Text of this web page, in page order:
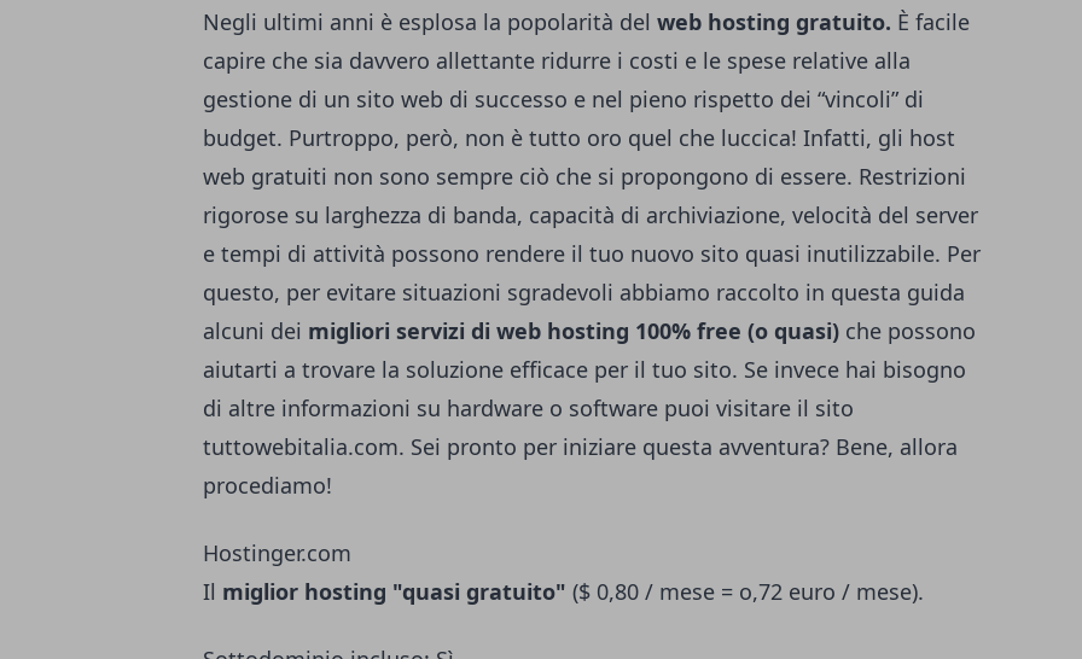
Negli ultimi anni è esplosa la popolarità del web hosting gratuito. È facile
capire che sia davvero allettante ridurre i costi e le spese relative alla
gestione di un sito web di successo e nel pieno rispetto dei “vincoli” di
budget. Purtroppo, però, non è tutto oro quel che luccica! Infatti, gli host
web gratuiti non sono sempre ciò che si propongono di essere. Restrizioni
rigorose su larghezza di banda, capacità di archiviazione, velocità del server
e tempi di attività possono rendere il tuo nuovo sito quasi inutilizzabile. Per
questo, per evitare situazioni sgradevoli abbiamo raccolto in questa guida
alcuni dei migliori servizi di web hosting 100% free (o quasi) che possono
aiutarti a trovare la soluzione efficace per il tuo sito. Se invece hai bisogno
di altre informazioni su hardware o software puoi visitare il sito
tuttowebitalia.com. Sei pronto per iniziare questa avventura? Bene, allora
procediamo!
Hostinger.com
Il miglior hosting "quasi gratuito" ($ 0,80 / mese = o,72 euro / mese).